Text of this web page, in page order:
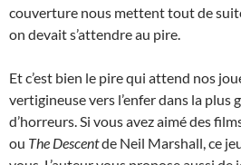
couverture nous mettent tout de suite
on devait s’attendre au pire.
Et c’est bien le pire qui attend nos
vertigineuse vers l’enfer dans la
d’horreurs. Si vous avez aimé des
ou The Descentde Neil Marshall, ce